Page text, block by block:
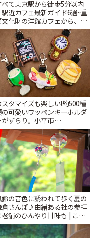
べて東京駅から徒歩5分以内
近カフェ最新ガイド6選~重
化財の洋館カフェから、改
ぐのレトロ喫茶まで~ | こと
っぷ
スタマイズも楽しい!約500種
可愛いワッペンキーホルダ
がずらり。小平市
T&K」 | ことりっ
の音色に誘われて歩く夏の
倉さんぽ♪由緒ある社の参拝
老舗のひんやり甘味も | こと
ぷ